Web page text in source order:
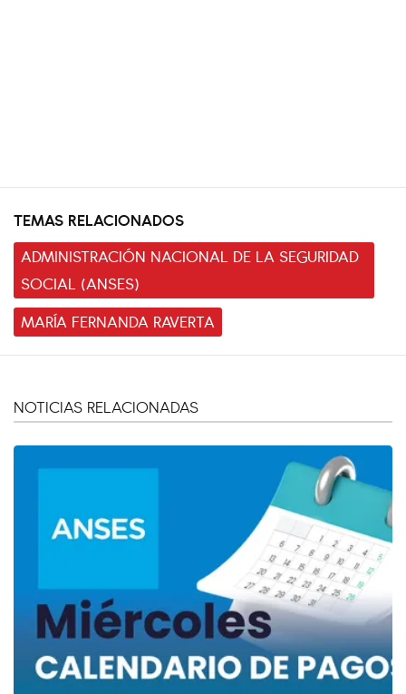
TEMAS RELACIONADOS
ADMINISTRACIÓN NACIONAL DE LA SEGURIDAD
SOCIAL (ANSES)
MARÍA FERNANDA RAVERTA
NOTICIAS RELACIONADAS